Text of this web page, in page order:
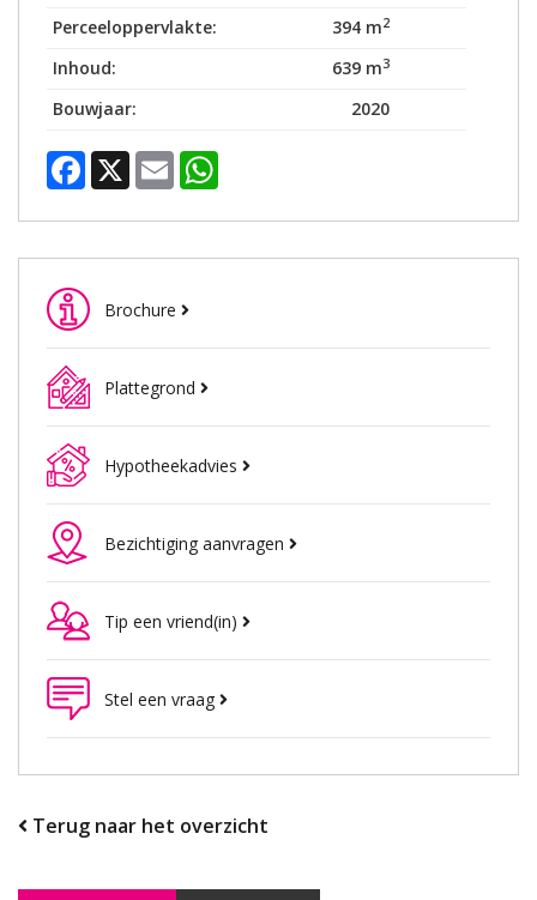
Perceeloppervlakte: 394 m2
Inhoud: 639 m3
Bouwjaar: 2020
Facebook
X Email
Brochure
Plattegrond
Hypotheekadvies
Bezichtiging aanvragen
Tip een vriend(in)
Stel een vraag
Terug naar het overzicht